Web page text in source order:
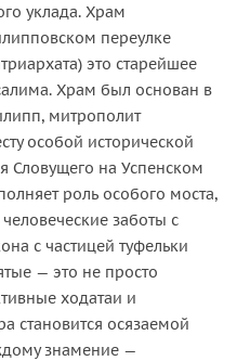
уклада. Храм
переулке
это старейшее
Храм был основан в
митрополит
особой исторической
Словущего на Успенском
роль особого моста,
заботы с
с частицей туфельки
— это не просто
ходатаи и
становится осязаемой
знамение —